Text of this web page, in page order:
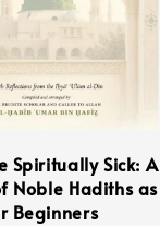
Spiritually Sick: A
Noble Hadiths as
Beginners